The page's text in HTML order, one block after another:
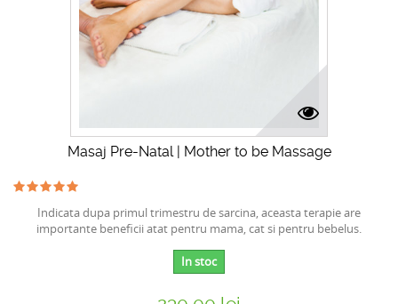
Masaj Pre-Natal | Mother to be Massage
Indicata dupa primul trimestru de sarcina, aceasta terapie are
importante beneficii atat pentru mama, cat si pentru bebelus.
In stoc